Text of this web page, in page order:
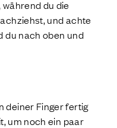
du die
und achte
du nach oben und
deiner Finger fertig
um noch ein paar